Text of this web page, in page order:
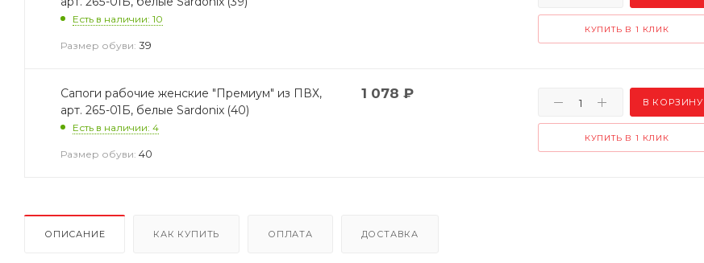
Есть в наличии: 10
Размер обуви: 39
КУПИТЬ В 1 КЛИК
Сапоги рабочие женские "Премиум" из ПВХ,
арт. 265-01Б, белые Sardonix (40)
Есть в наличии: 4
Размер обуви: 40
1 078 ₽
В КОРЗИНУ
КУПИТЬ В 1 КЛИК
ОПИСАНИЕ КАК КУПИТЬ ОПЛАТА ДОСТАВКА